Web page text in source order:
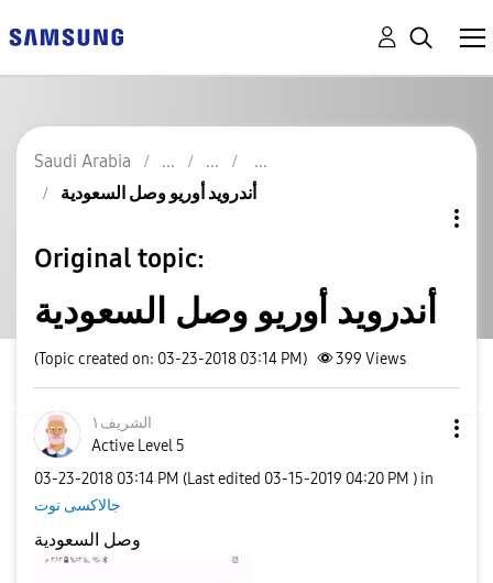
Saudi Arabia
أندرويد أوريو وصل السعودية
Original topic:
أندرويد أوريو وصل السعودية
(Topic created on: 03-23-2018 03:14 PM) 399 Views
الشريف١
Active Level 5
‎03-23-2018 03:14 PM (Last edited ‎03-15-2019 04:20 PM ) in
جالاكسى نوت
وصل السعودية